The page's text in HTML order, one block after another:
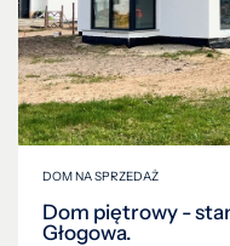
DOM NA SPRZEDAŻ
Dom piętrowy -
Głogowa.